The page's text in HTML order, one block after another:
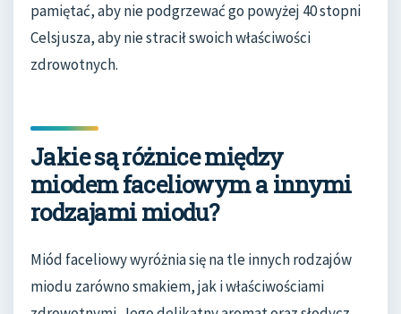
pamiętać, aby nie podgrzewać go powyżej 40 stopni
Celsjusza, aby nie stracił swoich właściwości
zdrowotnych.
Jakie są różnice między
miodem faceliowym a innymi
rodzajami miodu?
Miód faceliowy wyróżnia się na tle innych rodzajów
miodu zarówno smakiem, jak i właściwościami